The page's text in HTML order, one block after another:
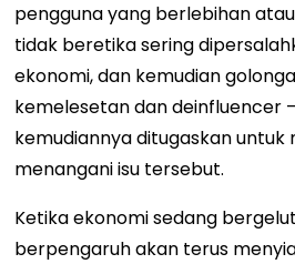
pengguna yang berlebihan
tidak beretika sering
ekonomi, dan kemudian
kemelesetan dan deinfluencer
kemudiannya ditugaskan
menangani isu tersebut.
Ketika ekonomi sedang
berpengaruh akan terus